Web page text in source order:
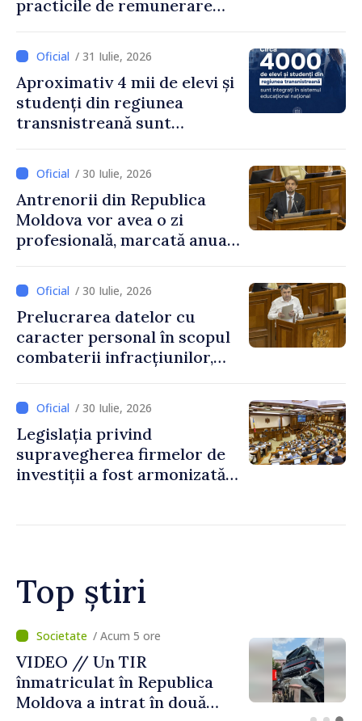
practicile de remunerare
/ 31 Iulie, 2026
Aproximativ 4 mii de elevi și
studenți din regiunea
transnistreană sunt
educațional național
/ 30 Iulie, 2026
Antrenorii din Republica
Moldova vor avea o zi
profesională, marcată anual
/ 30 Iulie, 2026
Prelucrarea datelor cu
caracter personal în scopul
combaterii infracțiunilor,
/ 30 Iulie, 2026
Legislația privind
supravegherea firmelor de
investiții a fost armonizată
Top știri
/ Acum 2 ore
Judocanul Vladimir Iacomi a
cucerit bronzul la Cupa
Europei de tineret de la